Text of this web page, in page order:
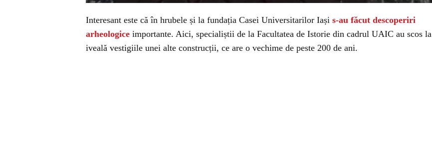
Interesant este că în hrubele și la fundația Casei Universitarilor Iași s-au făcut descoperiri
arheologice importante. Aici, specialiștii de la Facultatea de Istorie din cadrul UAIC au scos la
iveală vestigiile unei alte construcții, ce are o vechime de peste 200 de ani.